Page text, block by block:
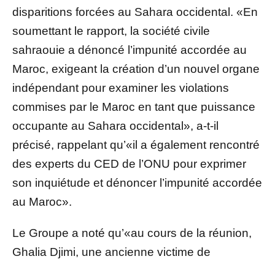
disparitions forcées au Sahara occidental. «En
soumettant le rapport, la société civile
sahraouie a dénoncé l’impunité accordée au
Maroc, exigeant la création d’un nouvel organe
indépendant pour examiner les violations
commises par le Maroc en tant que puissance
occupante au Sahara occidental», a-t-il
précisé, rappelant qu’«il a également rencontré
des experts du CED de l’ONU pour exprimer
son inquiétude et dénoncer l’impunité accordée
au Maroc».
Le Groupe a noté qu’«au cours de la réunion,
Ghalia Djimi, une ancienne victime de